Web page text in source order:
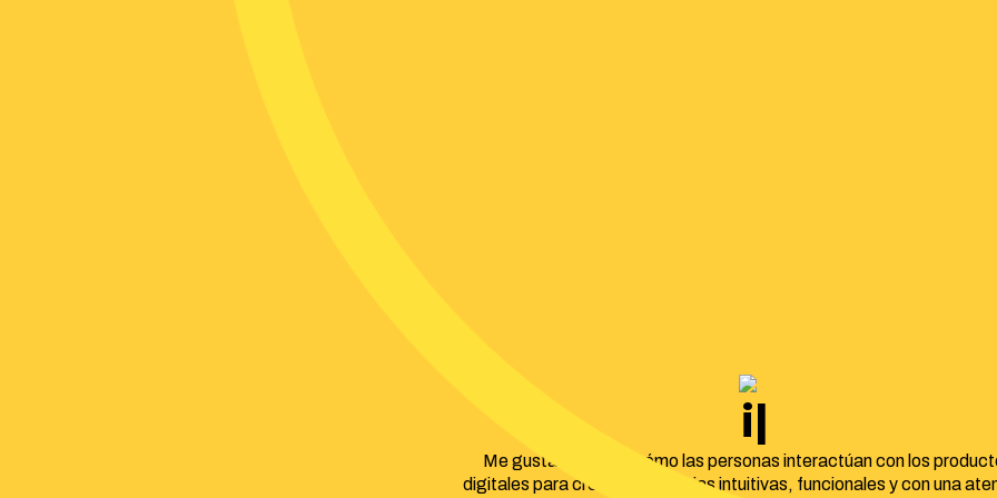
identidad co
Me gusta entender cómo las personas interactúan con los
digitales para crear experiencias intuitivas, funcionales y con una